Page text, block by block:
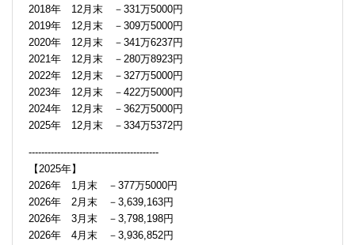
2018年 12月末 －331万5000円
2019年 12月末 －309万5000円
2020年 12月末 －341万6237円
2021年 12月末 －280万8923円
2022年 12月末 －327万5000円
2023年 12月末 －422万5000円
2024年 12月末 －362万5000円
2025年 12月末 －334万5372円
-----------------------------------------
【2025年】
2026年 1月末 －377万5000円
2026年 2月末 －3,639,163円
2026年 3月末 －3,798,198円
2026年 4月末 －3,936,852円